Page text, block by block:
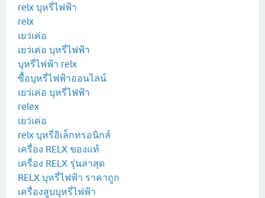
relx บุหรี่ไฟฟ้า
relx
เยว่เค่อ
เยว่เค่อ บุหรี่ไฟฟ้า
บุหรี่ไฟฟ้า relx
ซื้อบุหรี่ไฟฟ้าออนไลน์
เยว่เค่อ บุหรี่ไฟฟ้า
relex
เยว่เค่อ
relx บุหรี่อิเล็กทรอนิกส์
เครื่อง RELX ของแท้
เครื่อง RELX รุ่นล่าสุด
RELX บุหรี่ไฟฟ้า ราคาถูก
เครื่องสูบบุหรี่ไฟฟ้า